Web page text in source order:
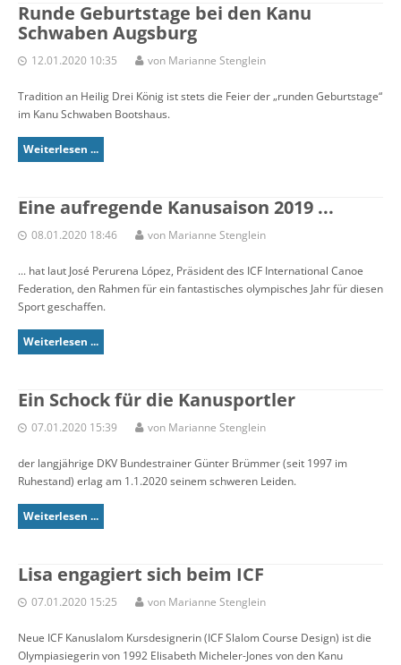
Runde Geburtstage bei den Kanu
Schwaben Augsburg
12.01.2020 10:35 von Marianne Stenglein
Tradition an Heilig Drei König ist stets die Feier der „runden Geburtstage“
im Kanu Schwaben Bootshaus.
Weiterlesen ...
Eine aufregende Kanusaison 2019 ...
08.01.2020 18:46 von Marianne Stenglein
... hat laut José Perurena López, Präsident des ICF International Canoe
Federation, den Rahmen für ein fantastisches olympisches Jahr für diesen
Sport geschaffen.
Weiterlesen ...
Ein Schock für die Kanusportler
07.01.2020 15:39 von Marianne Stenglein
der langjährige DKV Bundestrainer Günter Brümmer (seit 1997 im
Ruhestand) erlag am 1.1.2020 seinem schweren Leiden.
Weiterlesen ...
Lisa engagiert sich beim ICF
07.01.2020 15:25 von Marianne Stenglein
Neue ICF Kanuslalom Kursdesignerin (ICF Slalom Course Design) ist die
Olympiasiegerin von 1992 Elisabeth Micheler-Jones von den Kanu